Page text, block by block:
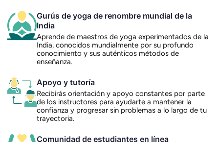
Gurús de yoga de renombre mundial de la
India
Aprende de maestros de yoga experimentados de la
India, conocidos mundialmente por su profundo
conocimiento y sus auténticos métodos de
enseñanza.
Apoyo y tutoría
Recibirás orientación y apoyo constantes por parte
de los instructores para ayudarte a mantener la
confianza y progresar sin problemas a lo largo de tu
trayectoria.
Comunidad de estudiantes en línea